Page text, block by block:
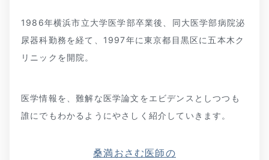
1986年横浜市立大学医学部卒業後、同大医学部病院泌
尿器科勤務を経て、1997年に東京都目黒区に五本木ク
リニックを開院。
医学情報を、難解な医学論文をエビデンスとしつつも
誰にでもわかるようにやさしく紹介していきます。
桑満おさむ医師の